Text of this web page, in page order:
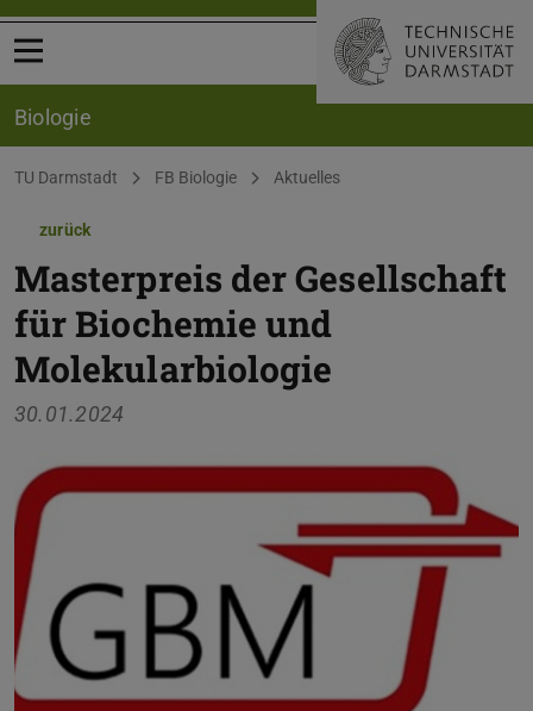
Menü öffnen
Biologie
Sie befinden sich hier:
TU Darmstadt FB Biologie Aktuelles
zurück
Masterpreis der Gesellschaft
für Biochemie und
Molekularbiologie
30.01.2024